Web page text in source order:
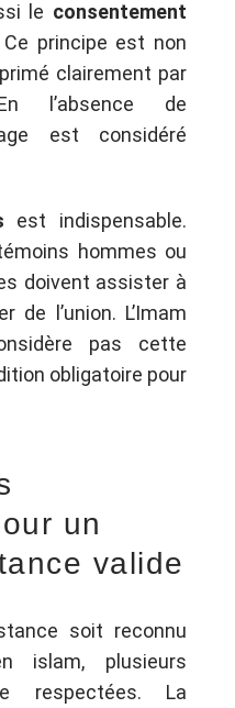
le consentement
principe est non
clairement par
l’absence de
est considéré
est indispensable.
hommes ou
doivent assister à
de l’union. L’Imam
pas cette
obligatoire pour
un
valide
soit reconnu
islam, plusieurs
respectées. La